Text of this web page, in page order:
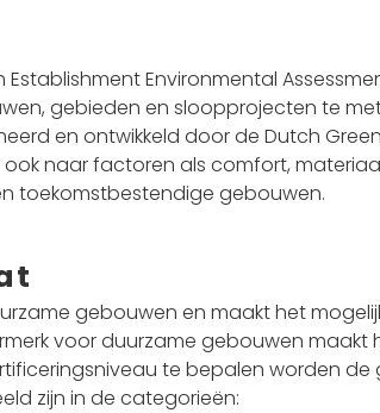
Establishment Environmental
gebieden en sloopprojecten te
en ontwikkeld door de Dutch
naar factoren als comfort,
toekomstbestendige gebouwen.
gebouwen en maakt het
voor duurzame gebouwen
te bepalen worden
zijn in de categorieën: